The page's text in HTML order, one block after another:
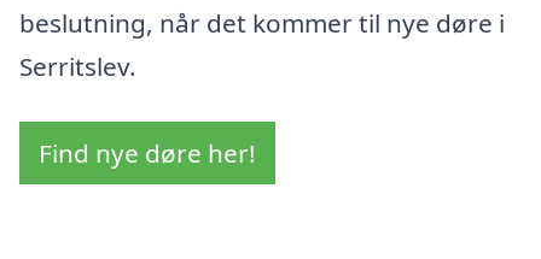
beslutning, når det kommer til nye døre i
Serritslev.
Find nye døre her!